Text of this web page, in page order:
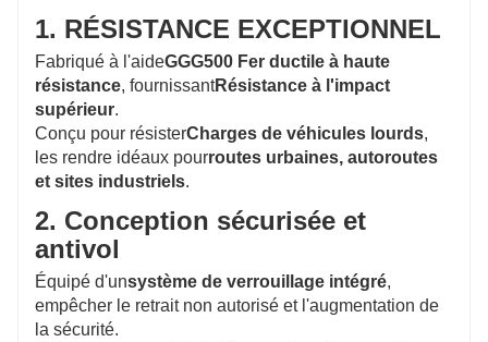
1. RÉSISTANCE EXCEPTIONNEL
Fabriqué à l'aideGGG500 Fer ductile à haute
résistance, fournissantRésistance à l'impact
supérieur.
Conçu pour résisterCharges de véhicules lourds,
les rendre idéaux pourroutes urbaines, autoroutes
et sites industriels.
2. Conception sécurisée et
antivol
Équipé d'unsystème de verrouillage intégré,
empêcher le retrait non autorisé et l'augmentation de
la sécurité.